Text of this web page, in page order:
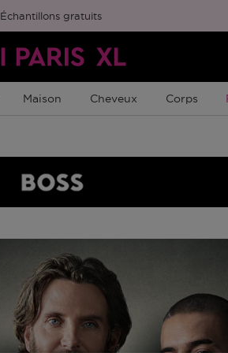
Échantillons gratuits
Maison Cheveux Corps